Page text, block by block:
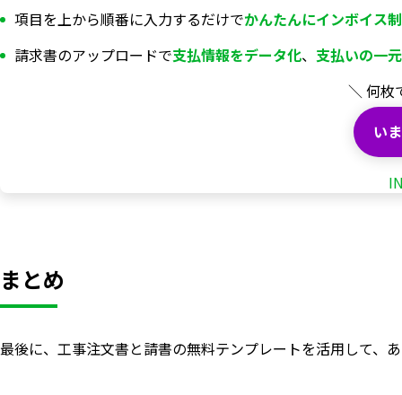
項目を上から順番に入力するだけでかんたんにインボイス
請求書のアップロードで支払情報をデータ化、 支払いの一
＼ 何枚
い
まとめ
最後に、工事注文書と請書の無料テンプレートを活用して、